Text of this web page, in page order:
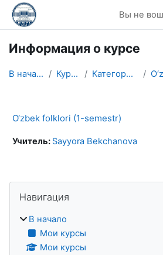
Перейти к основному содержанию
Вы не
Информация о курсе
В начало Курсы Категория 1
O‘zbek folklori (1-semestr)
Учитель: Sayyora Bekchanova
Блоки
Навигация
В начало
Мои курсы
Мои курсы